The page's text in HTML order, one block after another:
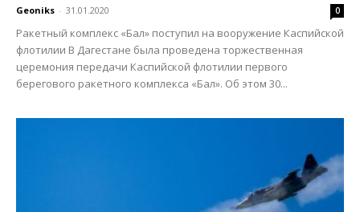
Geoniks - 31.01.2020 0
Ракетный комплекс «Бал» поступил на вооружение Каспийской
флотилии В Дагестане была проведена торжественная
церемония передачи Каспийской флотилии первого
берегового ракетного комплекса «Бал». Об этом 30...